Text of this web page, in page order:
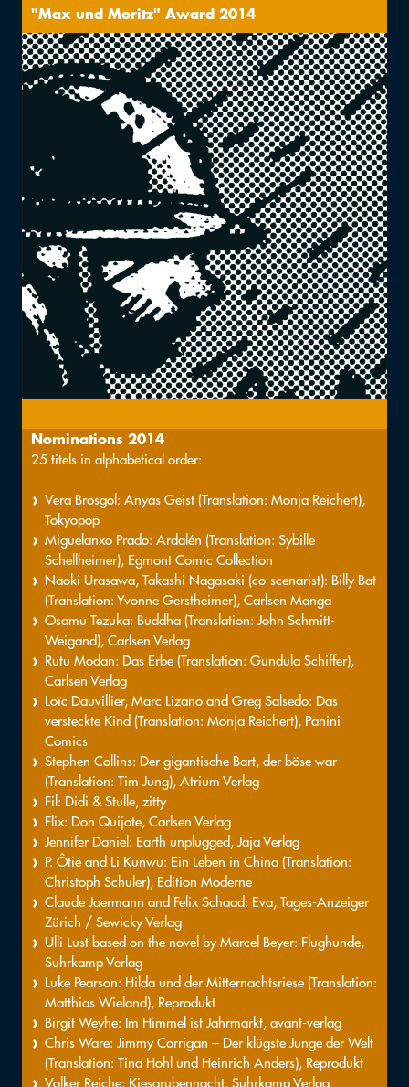
"Max und Moritz" Award 2014
Nominations 2014
25 titels in alphabetical order:
Vera Brosgol: Anyas Geist (Translation: Monja Reichert),
Tokyopop
Miguelanxo Prado: Ardalén (Translation: Sybille
Schellheimer), Egmont Comic Collection
Naoki Urasawa, Takashi Nagasaki (co-scenarist): Billy Bat
(Translation: Yvonne Gerstheimer), Carlsen Manga
Osamu Tezuka: Buddha (Translation: John Schmitt-
Weigand), Carlsen Verlag
Rutu Modan: Das Erbe (Translation: Gundula Schiffer),
Carlsen Verlag
Loïc Dauvillier, Marc Lizano and Greg Salsedo: Das
versteckte Kind (Translation: Monja Reichert), Panini
Comics
Stephen Collins: Der gigantische Bart, der böse war
(Translation: Tim Jung), Atrium Verlag
Fil: Didi & Stulle, zitty
Flix: Don Quijote, Carlsen Verlag
Jennifer Daniel: Earth unplugged, Jaja Verlag
P. Ôtié and Li Kunwu: Ein Leben in China (Translation:
Christoph Schuler), Edition Moderne
Claude Jaermann and Felix Schaad: Eva, Tages-Anzeiger
Zürich / Sewicky Verlag
Ulli Lust based on the novel by Marcel Beyer: Flughunde,
Suhrkamp Verlag
Luke Pearson: Hilda und der Mitternachtsriese (Translation:
Matthias Wieland), Reprodukt
Birgit Weyhe: Im Himmel ist Jahrmarkt, avant-verlag
Chris Ware: Jimmy Corrigan – Der klügste Junge der Welt
(Translation: Tina Hohl und Heinrich Anders), Reprodukt
Volker Reiche: Kiesgrubennacht, Suhrkamp Verlag